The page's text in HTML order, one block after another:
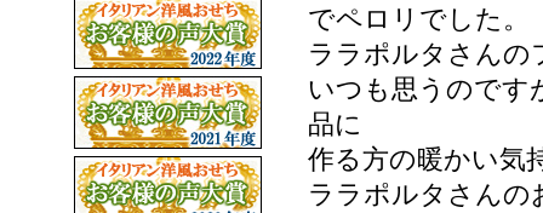
でペロリでした。
ララポルタさんの
いつも思うのです
品に
作る方の暖かい気
ララポルタさんの